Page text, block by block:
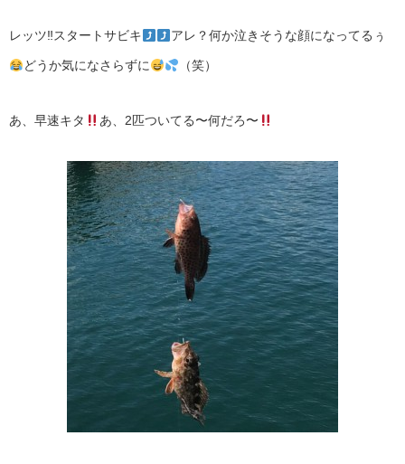
レッツ‼︎スタートサビキ アレ？何か泣きそうな顔になってるぅ
どうか気になさらずに （笑）
あ、早速キタ あ、2匹ついてる〜何だろ〜